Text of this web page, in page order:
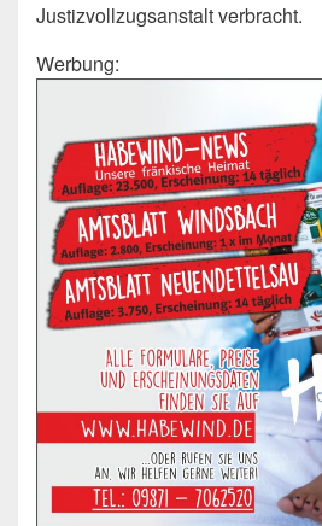
Justizvollzugsanstalt verbracht.
Werbung: